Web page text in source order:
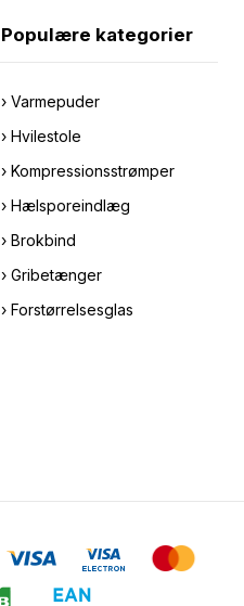
Populære kategorier
› Varmepuder
› Hvilestole
› Kompressionsstrømper
› Hælsporeindlæg
› Brokbind
› Gribetænger
› Forstørrelsesglas